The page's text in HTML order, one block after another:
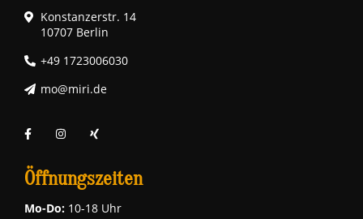
Konstanzerstr. 14
10707 Berlin
+49 1723006030
mo@miri.de
Öffnungszeiten
Mo-Do: 10-18 Uhr